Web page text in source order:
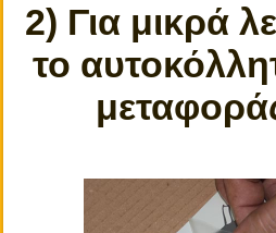
2) Για μικρά
το